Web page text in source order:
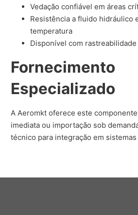
Vedação confiável em áreas
Resistência a fluido hidráulico
temperatura
Disponível com rastreabilidade
Fornecimento
Especializado
A Aeromkt oferece este
imediata ou importação sob
técnico para integração em